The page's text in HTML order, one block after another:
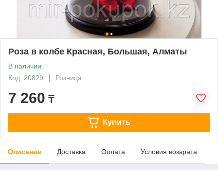
Роза в колбе Красная, Большая, Алматы
В наличии
Код: 20829
Розница
7 260 ₸
Купить
Описание Доставка Оплата Условия возврата